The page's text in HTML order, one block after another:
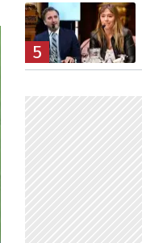
5